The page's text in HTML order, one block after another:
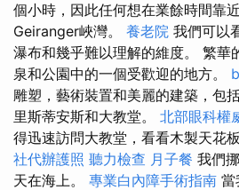
個小時，因此任何想在業餘時間靠
Geiranger峽灣。 養老院 我們可以
瀑布和幾乎難以理解的維度。 繁華
泉和公園中的一個受歡迎的地方。
雕塑，藝術裝置和美麗的建築，包
里斯蒂安斯和大教堂。 北部眼科權
得迅速訪問大教堂，看看木製天花
社代辦護照 聽力檢查 月子餐 我們
天在海上。 專業白內障手術指南 當